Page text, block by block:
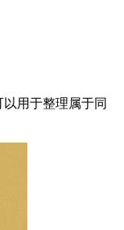
以用于整理属于同